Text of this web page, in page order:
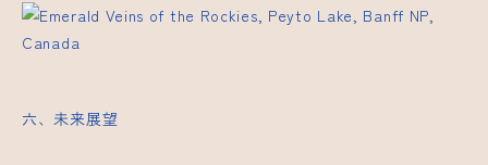
六、未来展望